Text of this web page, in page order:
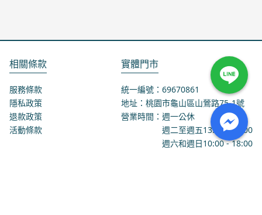
相關條款
服務條款
隱私政策
退款政策
活動條款
實體門市
統一編號：69670861
地址：桃園市龜山區山鶯路75-1號
營業時間：週一公休
週二至週五13:00 - 18:00
週六和週日10:00 - 18:00